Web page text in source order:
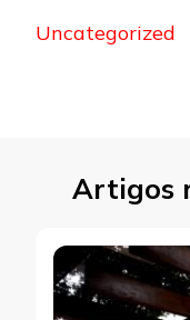
Uncategorized
Artigos